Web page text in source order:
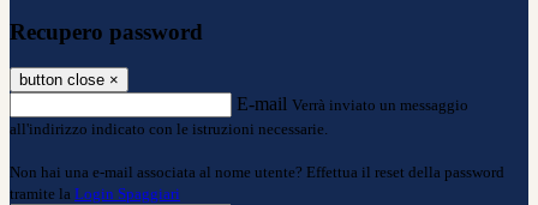
Recupero password
button close ×
E-mail Verrà inviato un messaggio
all'indirizzo indicato con le istruzioni necessarie.
Non hai una e-mail associata al nome utente? Effettua il reset della password
tramite la Login Spaggiari